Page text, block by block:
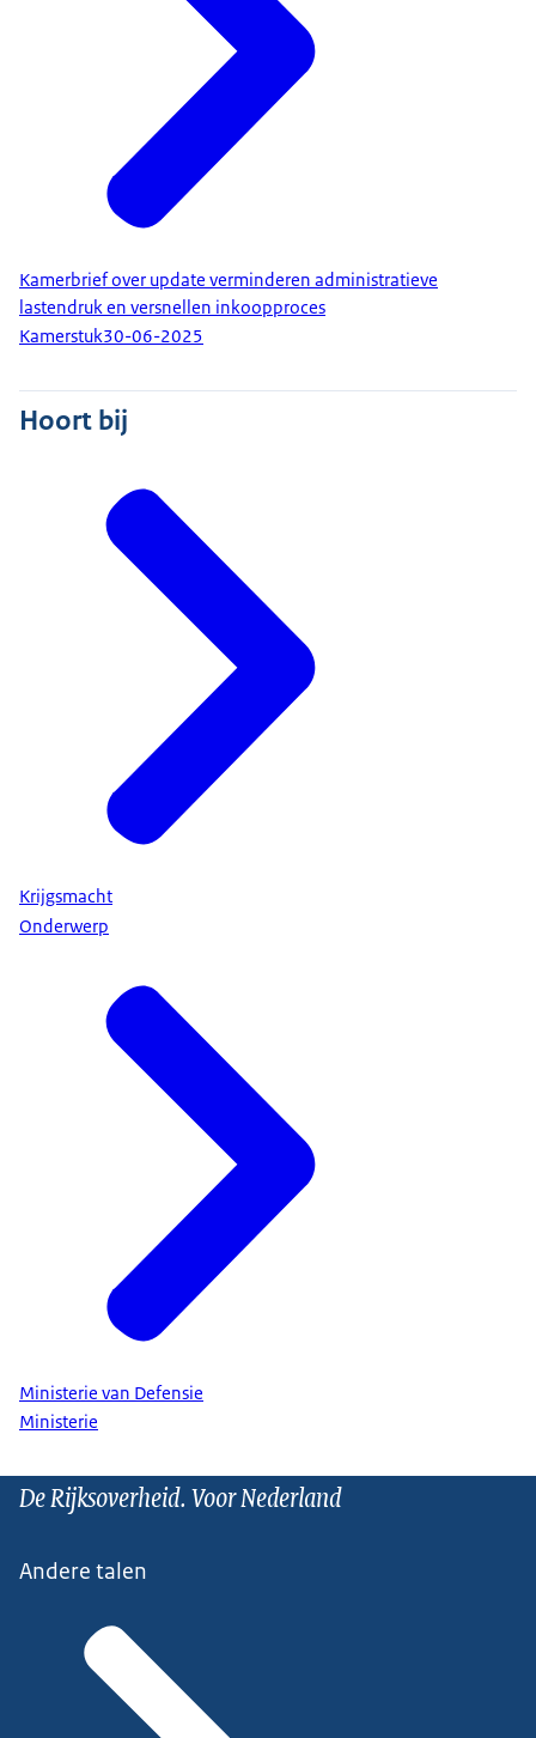
Kamerbrief over update verminderen administratieve
lastendruk en versnellen inkoopproces
Kamerstuk30-06-2025
Hoort bij
Krijgsmacht
Onderwerp
Ministerie van Defensie
Ministerie
De Rijksoverheid. Voor Nederland
Andere talen